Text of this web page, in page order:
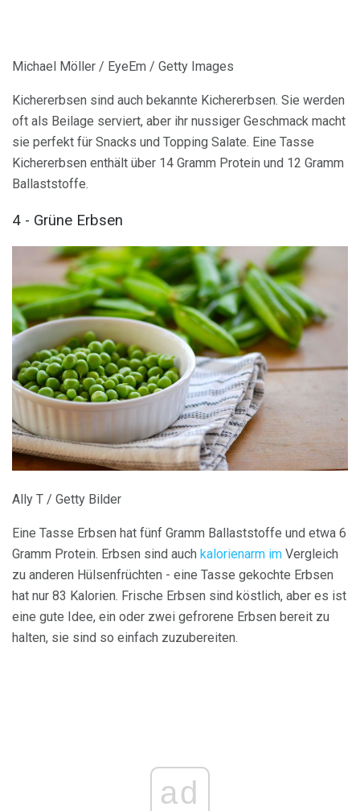
Michael Möller / EyeEm / Getty Images
Kichererbsen sind auch bekannte Kichererbsen. Sie werden
oft als Beilage serviert, aber ihr nussiger Geschmack macht
sie perfekt für Snacks und Topping Salate. Eine Tasse
Kichererbsen enthält über 14 Gramm Protein und 12 Gramm
Ballaststoffe.
4 - Grüne Erbsen
Ally T / Getty Bilder
Eine Tasse Erbsen hat fünf Gramm Ballaststoffe und etwa 6
Gramm Protein. Erbsen sind auch kalorienarm im Vergleich
zu anderen Hülsenfrüchten - eine Tasse gekochte Erbsen
hat nur 83 Kalorien. Frische Erbsen sind köstlich, aber es ist
eine gute Idee, ein oder zwei gefrorene Erbsen bereit zu
halten, sie sind so einfach zuzubereiten.
ad